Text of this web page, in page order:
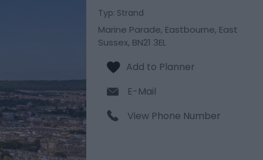
Typ: Strand
Marine Parade, Eastbourne, East
Sussex, BN21 3EL
E-Mail
View Phone Number